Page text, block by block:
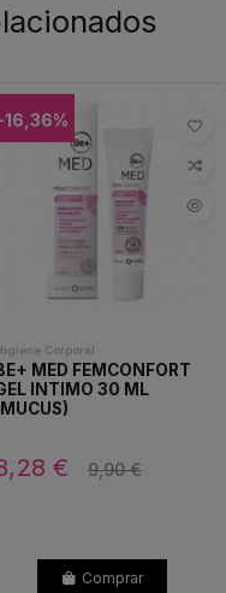
Corporal
MED FEMCONFORT
INTIMO 30 ML
€ 9,90 €
Comprar